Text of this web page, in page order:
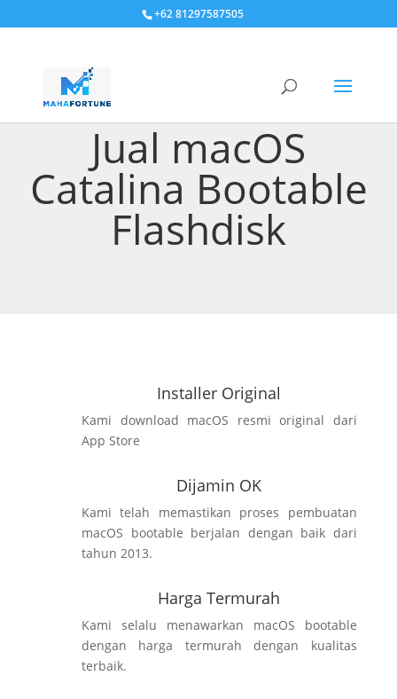
+62 81297587505
Jual macOS
Catalina Bootable
Flashdisk
Installer Original
Kami download macOS resmi original dari
App Store
Dijamin OK
Kami telah memastikan proses pembuatan
macOS bootable berjalan dengan baik dari
tahun 2013.
Harga Termurah
Kami selalu menawarkan macOS bootable
dengan harga termurah dengan kualitas
terbaik.